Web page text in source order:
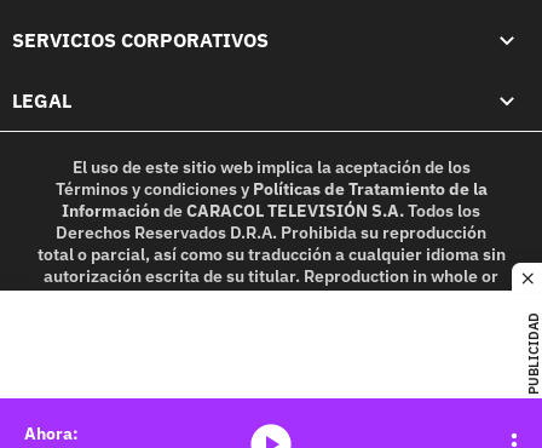
PUBLICIDAD
SERVICIOS CORPORATIVOS
LEGAL
El uso de este sitio web implica la aceptación de los
Términos y condicionesy Políticas de Tratamiento de la
InformacióndeCARACOL TELEVISIÓN S.A.Todos los
Derechos Reservados D.R.A. Prohibida su reproducción
total o parcial, así como su traducción a cualquier idioma sin
autorización escrita de su titular. Reproduction in whole or
in part, or translation without written permission is